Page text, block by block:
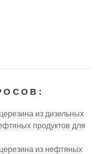
из дизельных
продуктов для
из нефтяных